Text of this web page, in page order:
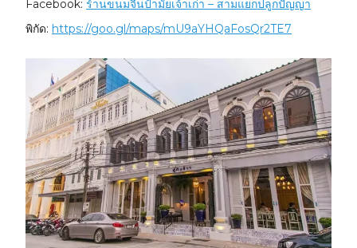
Facebook: ร้านขนมจีนป้ามัยเจ้าเก่า – สามแยกปลูกปัญญา
พิกัด: https://goo.gl/maps/mU9aYHQaFosQr2TE7